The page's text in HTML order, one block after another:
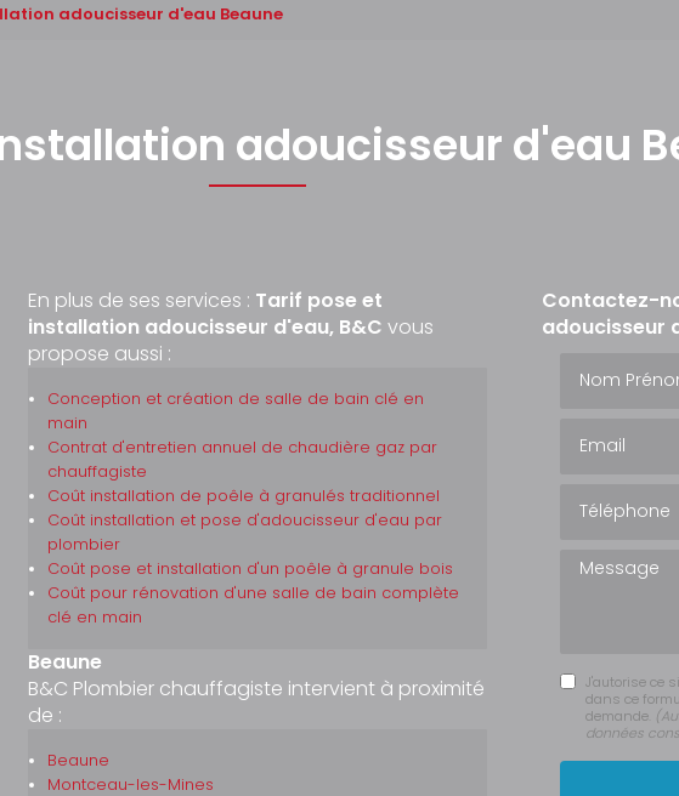
adoucisseur d'eau Beaune
adoucisseur d'eau
En plus de ses services : Tarif pose et
installation adoucisseur d'eau, B&C vous
propose aussi :
Conception et création de salle de bain clé en
main
Contrat d'entretien annuel de chaudière gaz par
chauffagiste
Coût installation de poêle à granulés traditionnel
Coût installation et pose d'adoucisseur d'eau par
plombier
Coût pose et installation d'un poêle à granule bois
Coût pour rénovation d'une salle de bain complète
clé en main
Beaune
B&C Plombier chauffagiste intervient à proximité
de :
Beaune
Montceau-les-Mines
Contactez-
adoucisseur
Message
J'autorise ce
dans ce
demande.
données